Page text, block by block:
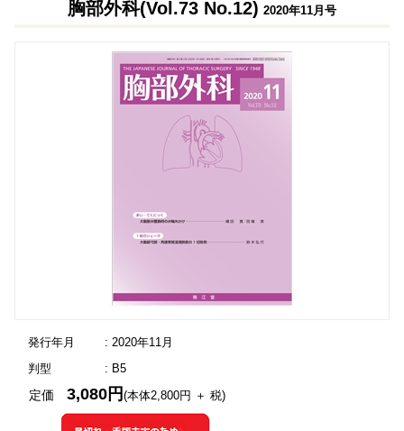
胸部外科(Vol.73 No.12) 2020年11月号
発行年月
: 2020年11月
判型
: B5
定価3,080円(本体2,800円 ＋ 税)